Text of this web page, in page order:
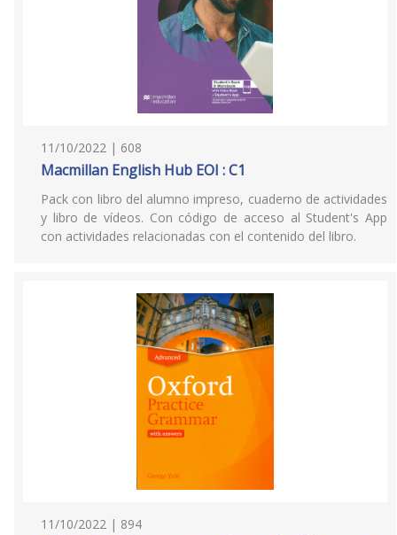
11/10/2022 | 608
Macmillan English Hub EOI : C1
Pack con libro del alumno impreso, cuaderno de actividades
y libro de vídeos. Con código de acceso al Student's App
con actividades relacionadas con el contenido del libro.
11/10/2022 | 894